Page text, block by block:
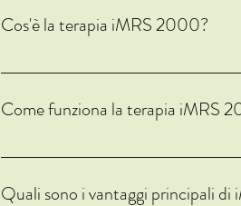
Cos'è la terapia iMRS 2000?
La terapia iMRS 2000 è un approccio
Come funziona la terapia iMRS
La terapia iMRS 2000 emette campi
Quali sono i vantaggi principali